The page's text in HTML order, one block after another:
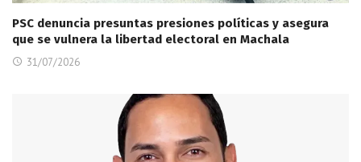
PSC denuncia presuntas presiones políticas y asegura
que se vulnera la libertad electoral en Machala
31/07/2026